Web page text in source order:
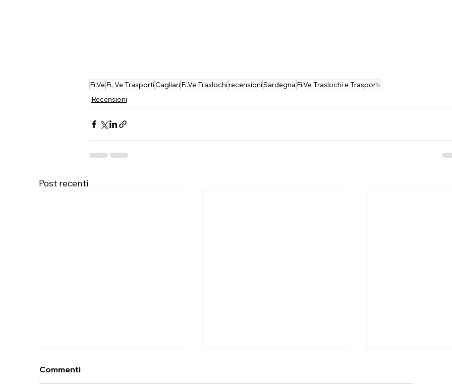
Fi.Ve Fi. Ve TrasportiCagliari Fi.Ve TraslochirecensioniSardegna Fi.Ve Traslochi e Trasporti
Recensioni
Post recenti
Commenti